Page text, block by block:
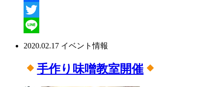
Facebook
Twitter
2020.02.17 イベント情報
手作り味噌教室開催